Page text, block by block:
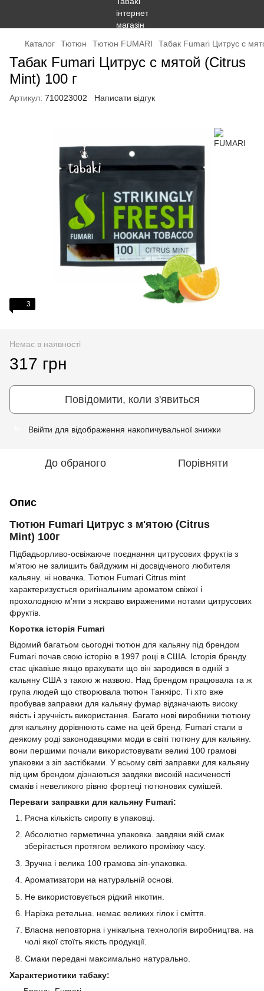
Каталог Тютюн Тютюн FUMARI Табак Fumari Цитрус с
Табак Fumari Цитрус с мятой (Citrus
Mint) 100 г
Артикул: 710023002 Написати відгук
3
Немає в наявності
317 грн
Повідомити, коли з'явиться
Ввійти для відображення накопичувальної знижки
До обраного Порівняти
Опис
Тютюн Fumari Цитрус з м'ятою (Citrus
Mint) 100г
Підбадьорливо-освіжаюче поєднання цитрусових фруктів з
м'ятою не залишить байдужим ні досвідченого любителя
кальяну. ні новачка. Тютюн Fumari Citrus mint
характеризується оригінальним ароматом свіжої і
прохолодною м'яти з яскраво вираженими нотами цитрусових
фруктів.
Коротка історія Fumari
Відомий багатьом сьогодні тютюн для кальяну під брендом
Fumari почав свою історію в 1997 році в США. Історія бренду
стає цікавіше якщо врахувати що він зародився в одній з
кальяну США з такою ж назвою. Над брендом працювала та ж
група людей що створювала тютюн Танжірс. Ті хто вже
пробував заправки для кальяну фумар відзначають високу
якість і зручність використання. Багато нові виробники тютюну
для кальяну дорівнюють саме на цей бренд. Fumari стали в
деякому роді законодавцями моди в світі тютюну для кальяну.
вони першими почали використовувати великі 100 грамові
упаковки з зіп застібками. У всьому світі заправки для кальяну
під цим брендом дізнаються завдяки високій насиченості
смаків і невеликого рівню фортеці тютюнових сумішей.
Переваги заправки для кальяну Fumari:
Рясна кількість сиропу в упаковці.
Абсолютно герметична упаковка. завдяки якій смак
зберігається протягом великого проміжку часу.
Зручна і велика 100 грамова зіп-упаковка.
Ароматизатори на натуральній основі.
Не використовується рідкий нікотин.
Нарізка ретельна. немає великих гілок і сміття.
Власна неповторна і унікальна технологія виробництва. на
чолі якої стоїть якість продукції.
Смаки передані максимально натурально.
Характеристики табаку: